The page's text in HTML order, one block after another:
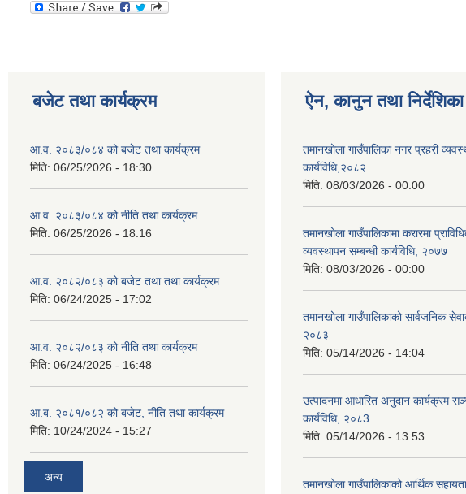
बजेट तथा कार्यक्रम
आ.व. २०८३/०८४ को बजेट तथा कार्यक्रम
मिति: 06/25/2026 - 18:30
आ.व. २०८३/०८४ को नीति तथा कार्यक्रम
मिति: 06/25/2026 - 18:16
आ.व. २०८२/०८३ को बजेट तथा तथा कार्यक्रम
मिति: 06/24/2025 - 17:02
आ.व. २०८२/०८३ को नीति तथा कार्यक्रम
मिति: 06/24/2025 - 16:48
आ.ब. २०८१/०८२ को बजेट, नीति तथा कार्यक्रम
मिति: 10/24/2024 - 15:27
अन्य
ऐन, कानुन तथा निर्देशिका
तमानखोला गाउँपालिका नगर प्रहरी
कार्यविधि,२०८२
मिति: 08/03/2026 - 00:00
तमानखोला गाउँपालिकामा करारमा
व्यवस्थापन सम्बन्धी कार्यविधि, २०७७
मिति: 08/03/2026 - 00:00
तमानखोला गाउँपालिकाको सार्वजनिक
२०८३
मिति: 05/14/2026 - 14:04
उत्पादनमा आधारित अनुदान कार्यक्रम
कार्यविधि, २०८3
मिति: 05/14/2026 - 13:53
तमानखोला गाउँपालिकाको आर्थिक